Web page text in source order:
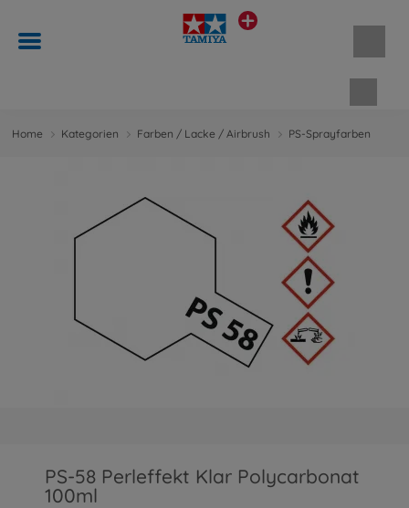
Home Kategorien Farben / Lacke / Airbrush PS-Sprayfarben
PS-58 Perleffekt Klar Polycarbonat
100ml